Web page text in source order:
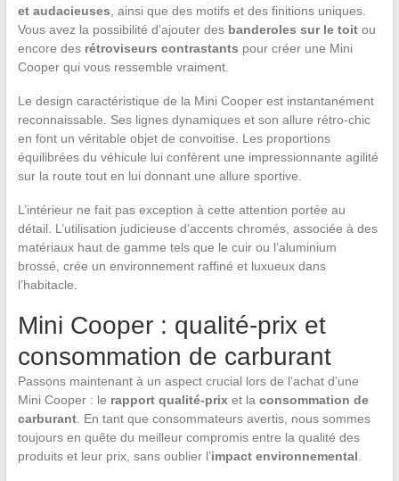
et audacieuses , ainsi que des motifs et des finitions uniques.
Vous avez la possibilité d’ajouter des banderoles sur le toitou
encore des rétroviseurs contrastants pour créer une Mini
Cooper qui vous ressemble vraiment.
Le design caractéristique de la Mini Cooper est instantanément
reconnaissable. Ses lignes dynamiques et son allure rétro-chic
en font un véritable objet de convoitise. Les proportions
équilibrées du véhicule lui confèrent une impressionnante agilité
sur la route tout en lui donnant une allure sportive.
L’intérieur ne fait pas exception à cette attention portée au
détail. L’utilisation judicieuse d’accents chromés, associée à des
matériaux haut de gamme tels que le cuir ou l’aluminium
brossé, crée un environnement raffiné et luxueux dans
l’habitacle.
Mini Cooper : qualité-prix et
consommation de carburant
Passons maintenant à un aspect crucial lors de l’achat d’une
Mini Cooper : le rapport qualité-prixet la consommation de
carburant. En tant que consommateurs avertis, nous sommes
toujours en quête du meilleur compromis entre la qualité des
produits et leur prix, sans oublier l’impact environnemental